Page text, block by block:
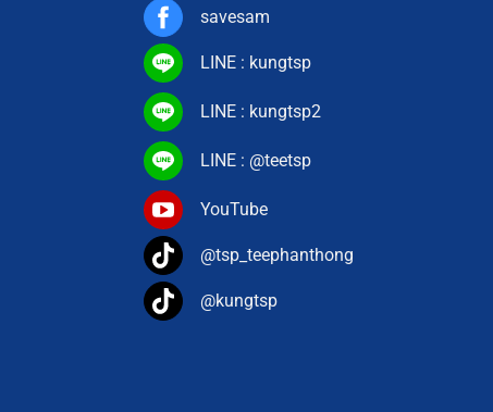
savesam
LINE : kungtsp
LINE : kungtsp2
LINE : @teetsp
YouTube
@tsp_teephanthong
@kungtsp